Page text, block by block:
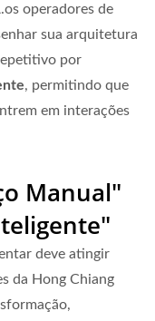
operadores de
sua arquitetura
por
, permitindo que
em interações
Manual"
deve atingir
da Hong Chiang